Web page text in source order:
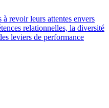
revoir leurs attentes envers
relationnelles, la diversité
leviers de performance